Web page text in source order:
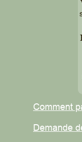
Comment
Demande